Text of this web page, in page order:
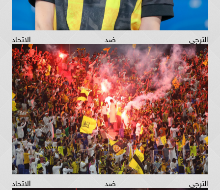
الترجي ضد الاتحاد
الترجي ضد الاتحاد